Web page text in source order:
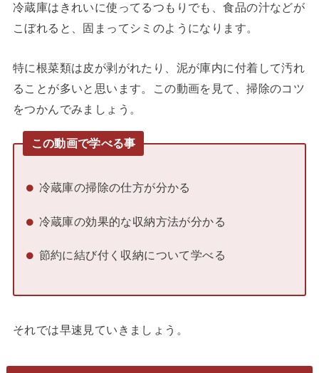
冷蔵庫はきれいに使ってるつもりでも、食品の汁などが
こぼれると、固まってシミのようになります。
特に根菜類は皮が剥がれたり、泥が庫内に付着して汚れ
ることが多いと思います。この動画を見て、掃除のコツ
をつかんでみましょう。
この動画で学べる事
冷蔵庫の掃除の仕方が分かる
冷蔵庫の効果的な収納方法が分かる
節約に結び付く収納について学べる
それでは早速見ていきましょう。